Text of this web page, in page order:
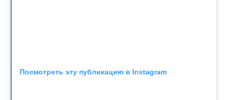
Посмотреть эту публикацию в Instagram